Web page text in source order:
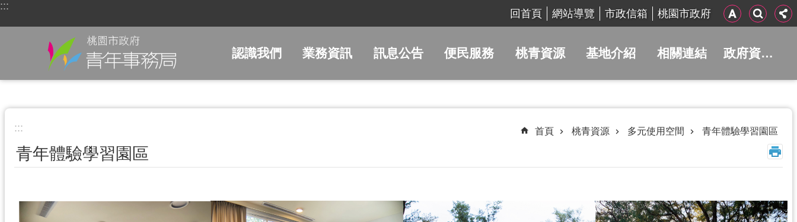
跳到主要內容區塊
:::
回首頁 網站導覽 市政信箱 桃園市政府
認識我們 業務資訊 訊息公告 便民服務 桃青資源 基地介紹 相關連結 政府資訊公開
::: 首頁 桃青資源 多元使用空間 青年體驗學習園區
青年體驗學習園區